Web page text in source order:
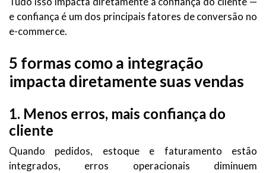
e confiança é um dos principais fatores de conversão no
e-commerce.
5 formas como a integração
impacta diretamente suas vendas
1. Menos erros, mais confiança do
cliente
Quando pedidos, estoque e faturamento estão
integrados, erros operacionais diminuem